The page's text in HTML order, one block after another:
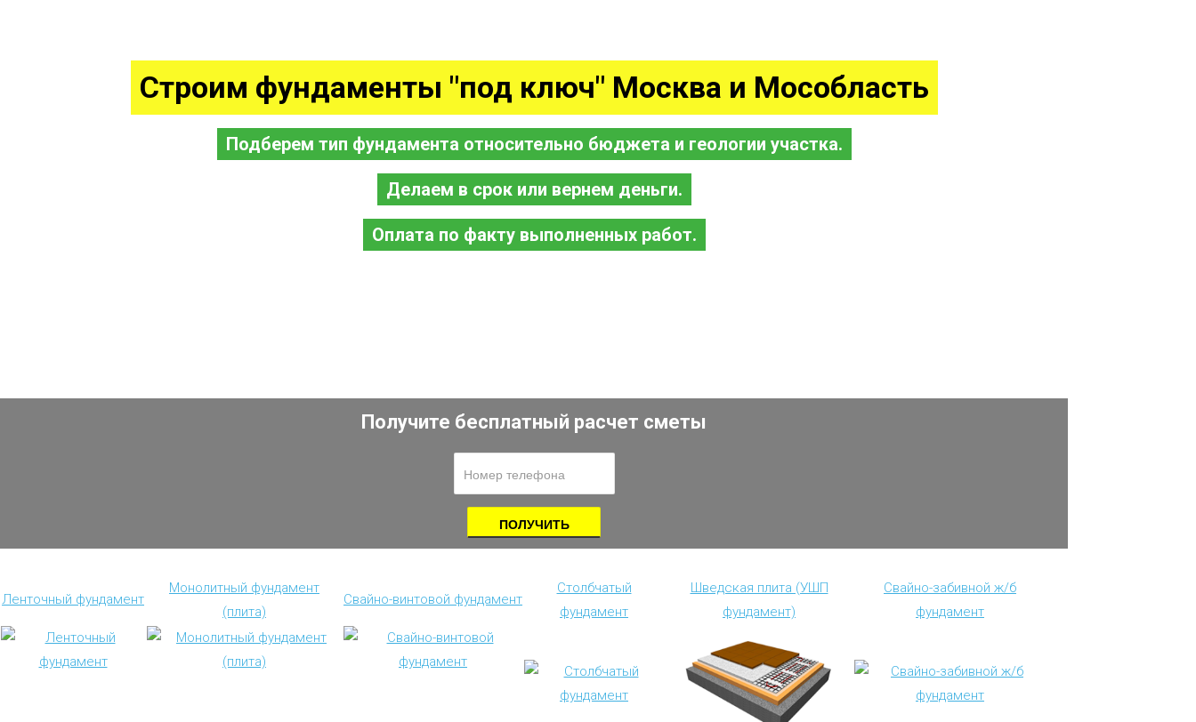
Строим фундаменты "под ключ" Москва и Мособласть
Подберем тип фундамента относительно бюджета и геологии участка.
Делаем в срок или вернем деньги.
Оплата по факту выполненных работ.
Получите бесплатный расчет сметы
Ленточный фундамент
Монолитный фундамент
(плита)
Свайно-винтовой фундамент
Столбчатый
фундамент
Шведская плита (УШП
фундамент)
Свайно-забивной ж/б
фундамент